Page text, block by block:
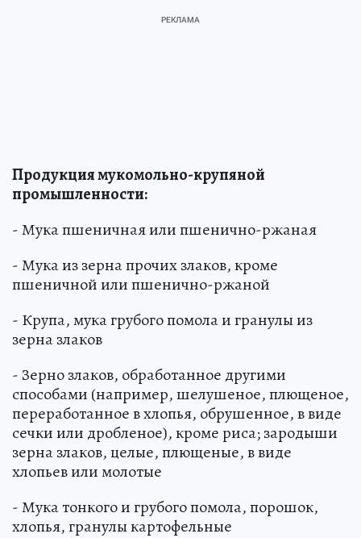
Продукция мукомольно-крупяной
промышленности:
- Мука пшеничная или пшенично-ржаная
- Мука из зерна прочих злаков, кроме
пшеничной или пшенично-ржаной
- Крупа, мука грубого помола и гранулы из
зерна злаков
- Зерно злаков, обработанное другими
способами (например, шелушеное, плющеное,
переработанное в хлопья, обрушенное, в виде
сечки или дробленое), кроме риса; зародыши
зерна злаков, целые, плющеные, в виде
хлопьев или молотые
- Мука тонкого и грубого помола, порошок,
хлопья, гранулы картофельные